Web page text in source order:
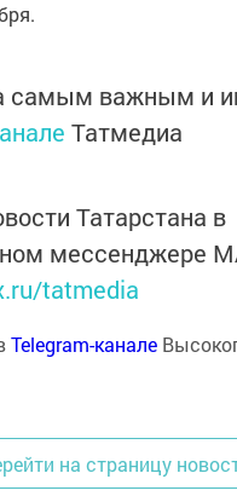
самым важным и
Татмедиа
Татарстана в
мессенджере
tatmedia
Telegram-канале
на страницу